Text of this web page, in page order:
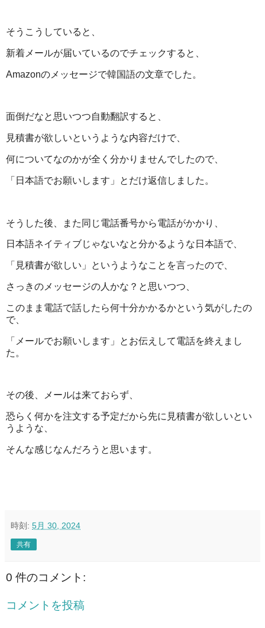
そうこうしていると、
新着メールが届いているのでチェックすると、
Amazonのメッセージで韓国語の文章でした。
面倒だなと思いつつ自動翻訳すると、
見積書が欲しいというような内容だけで、
何についてなのかが全く分かりませんでしたので、
「日本語でお願いします」とだけ返信しました。
そうした後、また同じ電話番号から電話がかかり、
日本語ネイティブじゃないなと分かるような日本語で、
「見積書が欲しい」というようなことを言ったので、
さっきのメッセージの人かな？と思いつつ、
このまま電話で話したら何十分かかるかという気がしたの
で、
「メールでお願いします」とお伝えして電話を終えまし
た。
その後、メールは来ておらず、
恐らく何かを注文する予定だから先に見積書が欲しいとい
うような、
そんな感じなんだろうと思います。
時刻: 5月 30, 2024
共有
0 件のコメント:
コメントを投稿